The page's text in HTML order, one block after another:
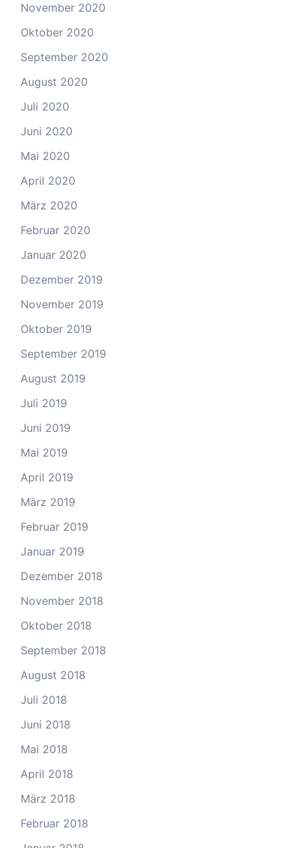
November 2020
Oktober 2020
September 2020
August 2020
Juli 2020
Juni 2020
Mai 2020
April 2020
März 2020
Februar 2020
Januar 2020
Dezember 2019
November 2019
Oktober 2019
September 2019
August 2019
Juli 2019
Juni 2019
Mai 2019
April 2019
März 2019
Februar 2019
Januar 2019
Dezember 2018
November 2018
Oktober 2018
September 2018
August 2018
Juli 2018
Juni 2018
Mai 2018
April 2018
März 2018
Februar 2018